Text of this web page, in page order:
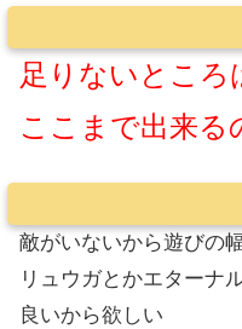
足りないところ
ここまで出来る
敵がいないから遊びの
リュウガとかエターナ
良いから欲しい